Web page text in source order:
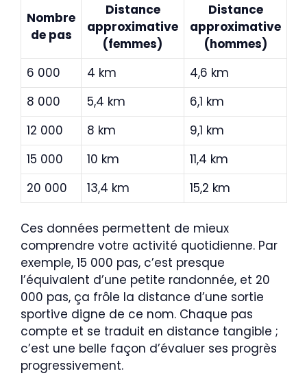
Nombre
de pas
Distance
approximative
(femmes)
Distance
approximative
(hommes)
6 000
4 km
4,6 km
8 000
5,4 km
6,1 km
12 000
8 km
9,1 km
15 000
10 km
11,4 km
20 000
13,4 km 15,2 km
Ces données permettent de mieux
comprendre votre activité quotidienne. Par
exemple, 15 000 pas, c’est presque
l’équivalent d’une petite randonnée, et 20
000 pas, ça frôle la distance d’une sortie
sportive digne de ce nom. Chaque pas
compte et se traduit en distance tangible ;
c’est une belle façon d’évaluer ses progrès
progressivement.